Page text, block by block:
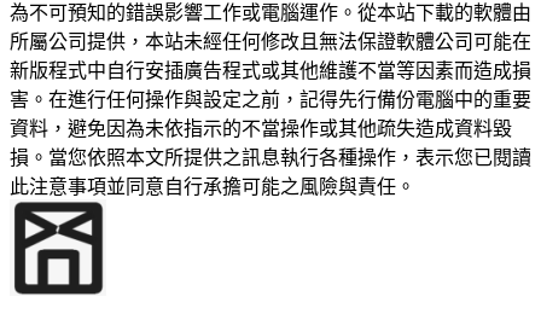
為不可預知的錯誤影響工作或電腦運作。從本站下載的軟體由
所屬公司提供，本站未經任何修改且無法保證軟體公司可能在
新版程式中自行安插廣告程式或其他維護不當等因素而造成損
害。在進行任何操作與設定之前，記得先行備份電腦中的重要
資料，避免因為未依指示的不當操作或其他疏失造成資料毀
損。當您依照本文所提供之訊息執行各種操作，表示您已閱讀
此注意事項並同意自行承擔可能之風險與責任。